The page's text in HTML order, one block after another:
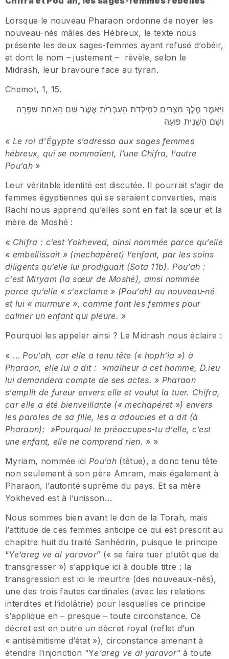
Lorsque le nouveau Pharaon ordonne de noyer les
nouveau-nés mâles des Hébreux, le texte nous
présente les deux sages-femmes ayant refusé d’obéir,
et dont le nom – justement – révèle, selon le
Midrash, leur bravoure face au tyran.
Chemot, 1, 15.
וַיֹּאמֶר מֶלֶךְ מִצְרַיִם לַמְיַלְּדֹת הָעִבְרִיֹּת אֲשֶׁר שֵׁם הָאַחַת שִׁפְרָה
וְשֵׁם הַשֵּׁנִית פּוּעָה
« Le roi d’Égypte s’adressa aux sages femmes
hébreux, qui se nommaient, l’une Chifra, l’autre
Pou’ah»
Leur véritable identité est discutée. Il pourrait s’agir de
femmes égyptiennes qui se seraient converties, mais
Rachi nous apprend qu’elles sont en fait la sœur et la
mère de Moshé :
« Chifra : c’est Yokheved, ainsi nommee parce qu’elle
« embellissait» (mechaperet) l’enfant, par les soins
diligents qu’elle lui prodiguait (Sota 11b). Pou’ah :
c’est Miryam (la sœur de Moshé), ainsi nommee
parce qu’elle «s’exclame » (Pou’ah) au nouveau-ne
et lui « murmure », comme font les femmes pour
calmer un enfant qui pleure. »
Pourquoi les appeler ainsi ? Le Midrash nous éclaire :
« … Pou’ah, car elle a tenu tete (« hoph’ia ») a
Pharaon, elle lui a dit : »malheur àcet homme, D.ieu
lui demandera compte de ses actes. » Pharaon
s’emplit de fureur envers elle et voulut la tuer. Chifra,
car elle a ete bienveillante («mechaperet») envers
les paroles de sa fille, les a adoucies et a dit (a
Pharaon): »Pourquoi te preoccupes-tu d’elle, c’est
une enfant, elle ne comprend rien. » »
Myriam, nommée iciPou’ah (têtue), a donc tenu tête
non seulement à son père Amram, mais également à
Pharaon, l’autorité suprême du pays. Et sa mère
Yokheved est à l’unisson…
Nous sommes bien avant le don de la Torah, mais
l’attitude de ces femmes anticipe ce qui est prescrit au
chapitre huit du traité Sanhédrin, puisque le principe
“Ye’areg ve al yaravor” (« se faire tuer plutôt que de
transgresser ») s’applique ici à double titre : la
transgression est ici le meurtre (des nouveaux-nés),
une des trois fautes cardinales (avec les relations
interdites et l’idolâtrie) pour lesquelles ce principe
s’applique en – presque – toute circonstance. Ce
décret est en outre un décret royal (reflet d’un
« antisémitisme d’état »), circonstance amenant à
étendre l’injonction “Ye’areg ve al yaravor” à toute